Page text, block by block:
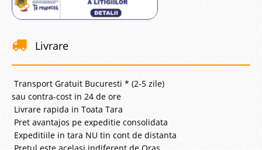
Livrare
Transport Gratuit Bucuresti * (2-5 zile)
sau contra-cost in 24 de ore
Livrare rapida in Toata Tara
Pret avantajos pe expeditie consolidata
Expeditiile in tara NU tin cont de distanta
Pretul este acelasi indiferent de Oras